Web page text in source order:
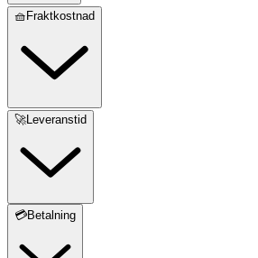
🧺Fraktkostnad
🚀Leveranstid
💳Betalning